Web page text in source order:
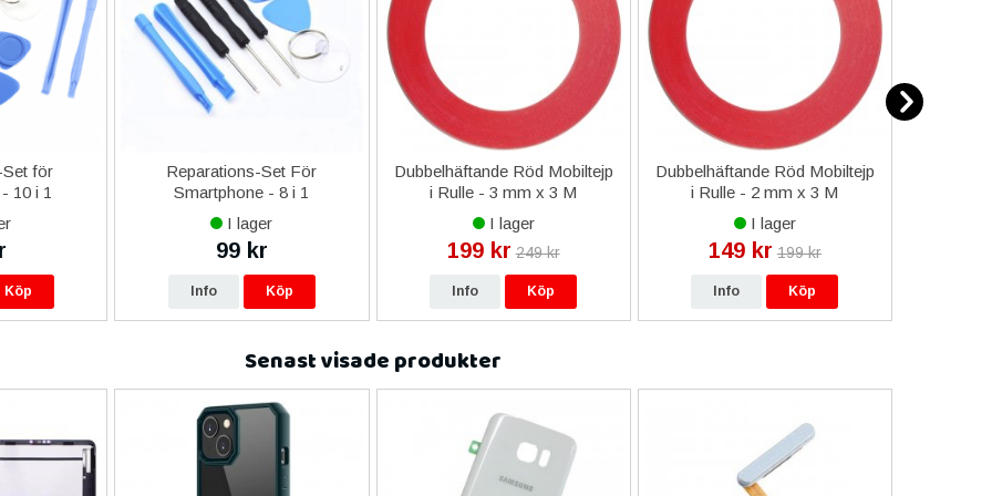
Set för
10 i 1
Köp
Reparations-Set För
Smartphone - 8 i 1
I lager
99 kr
Info Köp
Dubbelhäftande Röd Mobiltejp
i Rulle - 3 mm x 3 M
I lager
199 kr 249 kr
Info Köp
Dubbelhäftande Röd Mobiltejp
i Rulle - 2 mm x 3 M
I lager
149 kr 199 kr
Info Köp
Senast visade produkter